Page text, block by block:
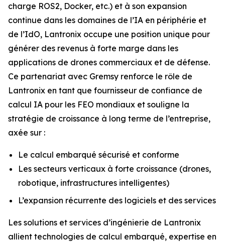
charge ROS2, Docker, etc.) et à son expansion
continue dans les domaines de l’IA en périphérie et
de l’IdO, Lantronix occupe une position unique pour
générer des revenus à forte marge dans les
applications de drones commerciaux et de défense.
Ce partenariat avec Gremsy renforce le rôle de
Lantronix en tant que fournisseur de confiance de
calcul IA pour les FEO mondiaux et souligne la
stratégie de croissance à long terme de l’entreprise,
axée sur :
Le calcul embarqué sécurisé et conforme
Les secteurs verticaux à forte croissance (drones,
robotique, infrastructures intelligentes)
L’expansion récurrente des logiciels et des services
Les solutions et services d’ingénierie de Lantronix
allient technologies de calcul embarqué, expertise en